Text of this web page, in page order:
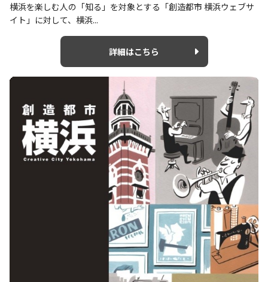
横浜を楽しむ人の「知る」を対象とする「創造都市 横浜ウェブサ
イト」に対して、横浜...
詳細はこちら